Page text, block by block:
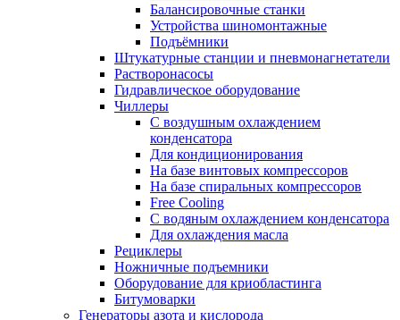
Балансировочные станки
Устройства шиномонтажные
Подъёмники
Штукатурные станции и пневмонагнетатели
Растворонасосы
Гидравлическое оборудование
Чиллеры
С воздушным охлаждением
конденсатора
Для кондиционирования
На базе винтовых компрессоров
На базе спиральных компрессоров
Free Cooling
С водяным охлаждением конденсатора
Для охлаждения масла
Рециклеры
Ножничные подъемники
Оборудование для криобластинга
Битумоварки
Генераторы азота и кислорода